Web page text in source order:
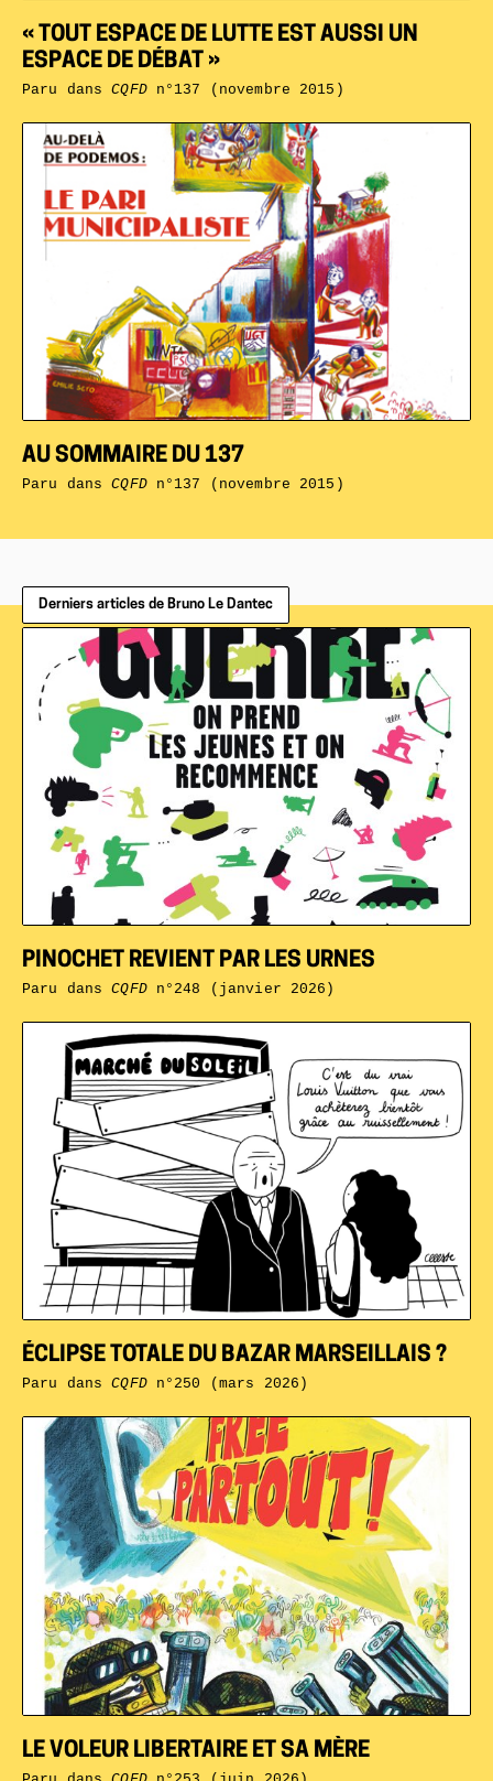
AU SOMMAIRE DU 137
Paru dansCQFDn°137 (novembre 2015)
« TOUT ESPACE DE LUTTE EST AUSSI UN
ESPACE DE DÉBAT »
Paru dansCQFDn°137 (novembre 2015)
Derniers articles de Bruno Le Dantec
LE VOLEUR LIBERTAIRE ET SA MÈRE
ÉCLIPSE TOTALE DU BAZAR MARSEILLAIS ?
Paru dansCQFDn°250 (mars 2026)
PINOCHET REVIENT PAR LES URNES
Paru dansCQFDn°248 (janvier 2026)